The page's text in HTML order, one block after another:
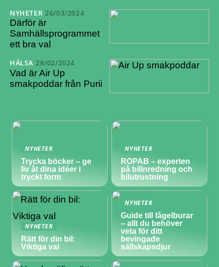
NYHETER 26/03/2024
Därför är
Samhällsprogrammet
ett bra val
HÄLSA 28/02/2024
Vad är Air Up
smakpoddar från Purii
NYHETER
Trycka böcker – ge
liv åt dina idéer i
tryckt form
NYHETER
ROPAB – experten
på bilinredning och
bilutrustning
NYHETER
Rätt för din bil:
Viktiga val
NYHETER
Guide till fågelburar
– allt du behöver
veta för ditt
bevingade
sällskapsdjur